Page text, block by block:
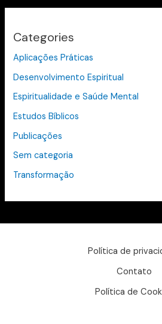
Categories
Aplicações Práticas
Desenvolvimento Espiritual
Espiritualidade e Saúde Mental
Estudos Bíblicos
Publicações
Sem categoria
Transformação
Política de
Contato
Política de